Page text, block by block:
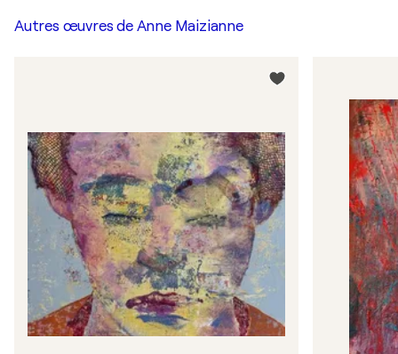
Autres œuvres de Anne Maizianne